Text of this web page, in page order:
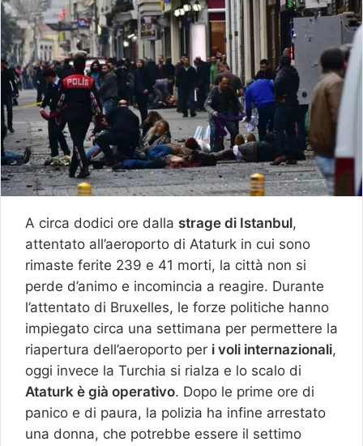
A circa dodici ore dalla strage di Istanbul,
attentato all’aeroporto di Ataturk in cui sono
rimaste ferite 239 e 41 morti, la città non si
perde d’animo e incomincia a reagire. Durante
l’attentato di Bruxelles, le forze politiche hanno
impiegato circa una settimana per permettere la
riapertura dell’aeroporto per i voli internazionali,
oggi invece la Turchia si rialza e lo scalo di
Ataturk è già operativo. Dopo le prime ore di
panico e di paura, la polizia ha infine arrestato
una donna, che potrebbe essere il settimo